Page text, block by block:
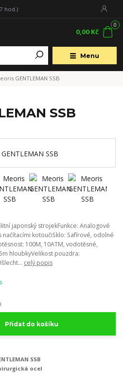
Menu
hod.)
0
0,00 Kč
GENTLEMAN SSB
SSB
japonský strojekFunkce: Analogové
načítacími kotoučiSklo: Safírové, odolné
100M, 10ATM, vodotěsné,
hloubkyVelikost pouzdra:
celý popis
Přidat do košíku
SSB
ocel